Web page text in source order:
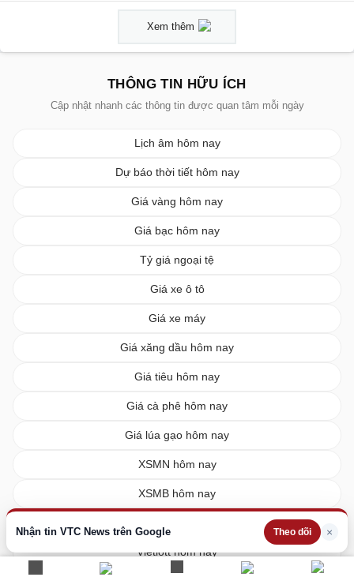
Nhận tin VTC News trên Google Theo dõi ×
Xem thêm
THÔNG TIN HỮU ÍCH
Cập nhật nhanh các thông tin được quan tâm mỗi ngày
Lịch âm hôm nay
Dự báo thời tiết hôm nay
Giá vàng hôm nay
Giá bạc hôm nay
Tỷ giá ngoại tệ
Giá xe ô tô
Giá xe máy
Giá xăng dầu hôm nay
Giá tiêu hôm nay
Giá cà phê hôm nay
Giá lúa gạo hôm nay
XSMN hôm nay
XSMB hôm nay
Vietlott hôm nay